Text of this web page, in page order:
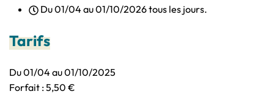
Du 01/04 au 01/10/2026 tous les jours.
Tarifs
Du 01/04 au 01/10/2025
Forfait : 5,50 €